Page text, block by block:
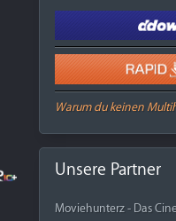
Warum du keinen
Unsere Partner
Moviehunterz - Das